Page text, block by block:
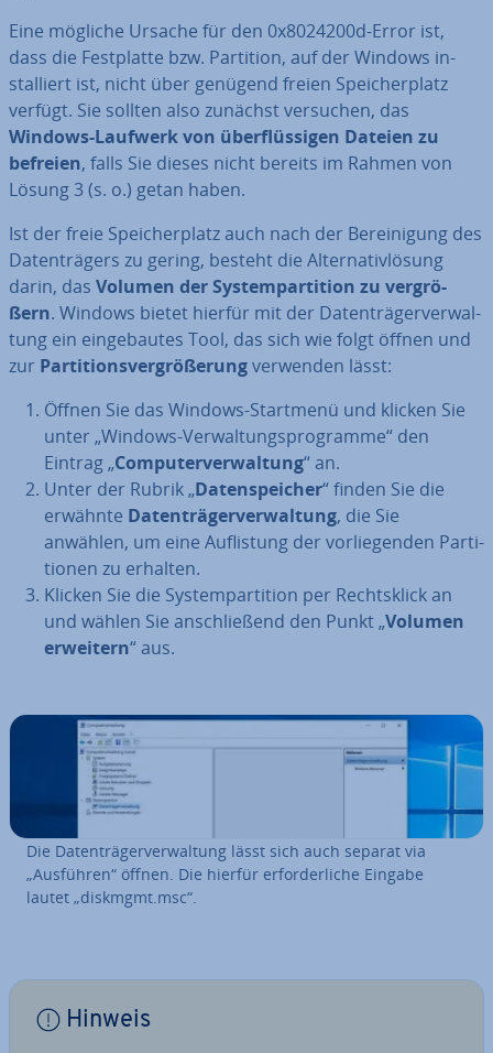
Eine mögliche Ursache für den 0x8024200d-Error ist,
dass die Fest­plat­te bzw. Partition, auf der Windows in­
stal­liert ist, nicht über genügend freien Spei­cher­platz
verfügt. Sie sollten also zunächst versuchen, das
Windows-Laufwerk von über­flüs­si­gen Dateien zu
befreien, falls Sie dieses nicht bereits im Rahmen von
Lösung 3 (s. o.) getan haben.
Ist der freie Spei­cher­platz auch nach der Be­rei­ni­gung des
Da­ten­trä­gers zu gering, besteht die Al­ter­na­tiv­lö­sung
darin, das Volumen der Sys­tem­par­ti­ti­on zu ver­grö­
ßern. Windows bietet hierfür mit der Da­ten­trä­ger­ver­wal­
tung ein ein­ge­bau­tes Tool, das sich wie folgt öffnen und
zur Par­ti­ti­ons­ver­grö­ße­rungverwenden lässt:
Öffnen Sie das Windows-Startmenü und klicken Sie
unter „Windows-Ver­wal­tungs­pro­gram­me“ den
Eintrag „Com­pu­ter­ver­wal­tung“ an.
Unter der Rubrik „Da­ten­spei­cher“ finden Sie die
erwähnte Da­ten­trä­ger­ver­wal­tung, die Sie
anwählen, um eine Auf­lis­tung der vor­lie­gen­den Par­ti­
tio­nen zu erhalten.
Klicken Sie die Sys­tem­par­ti­ti­on per Rechts­klick an
und wählen Sie an­schlie­ßend den Punkt „Volumen
erweitern“ aus.
Die Da­ten­trä­ger­ver­wal­tung lässt sich auch separat via
„Ausführen“ öffnen. Die hierfür er­for­der­li­che Eingabe
lautet „diskmgmt.msc“.
Hinweis